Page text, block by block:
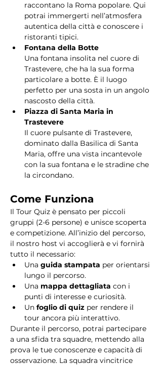
raccontano la Roma popolare. Qui
potrai immergerti nell’atmosfera
autentica della città e conoscere i
ristoranti tipici.
Fontana della Botte
Una fontana insolita nel cuore di
Trastevere, che ha la sua forma
particolare a botte. È il luogo
perfetto per una sosta in un angolo
nascosto della città.
Piazza di Santa Maria in
Trastevere
Il cuore pulsante di Trastevere,
dominato dalla Basilica di Santa
Maria, offre una vista incantevole
con la sua fontana e le stradine che
la circondano.
Come Funziona
Il Tour Quiz è pensato per piccoli
gruppi (2-6 persone) e unisce scoperta
e competizione. All’inizio del percorso,
il nostro host vi accoglierà e vi fornirà
tutto il necessario:
Una guida stampata per orientarsi
lungo il percorso.
Una mappa dettagliata con i
punti di interesse e curiosità.
Un foglio di quiz per rendere il
tour ancora più interattivo.
Durante il percorso, potrai partecipare
a una sfida tra squadre, mettendo alla
prova le tue conoscenze e capacità di
osservazione. La squadra vincitrice